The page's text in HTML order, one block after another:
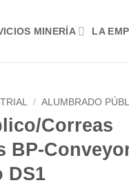
MINERÍA LA
/ ALUMBRADO
Correas
BP-
DS1